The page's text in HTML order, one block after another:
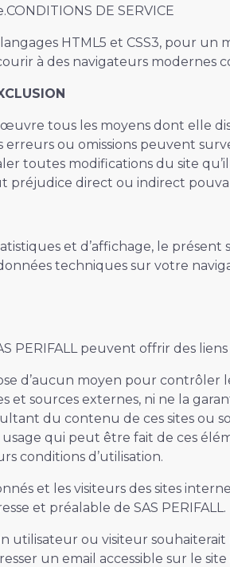
DE SERVICE
HTML5 et CSS3, pour
à des navigateurs modernes
œuvre tous les moyens dont elle
ou omissions peuvent
toutes modifications du site
préjudice direct ou indirect
et d’affichage, le
techniques sur votre
PERIFALL peuvent offrir des
d’aucun moyen pour contrôler
et sources externes, ni ne la
du contenu de ces sites ou
qui peut être fait de ces
conditions d’utilisation.
et les visiteurs des sites
et préalable de SAS PERIFALL.
utilisateur ou visiteur
un email accessible sur le